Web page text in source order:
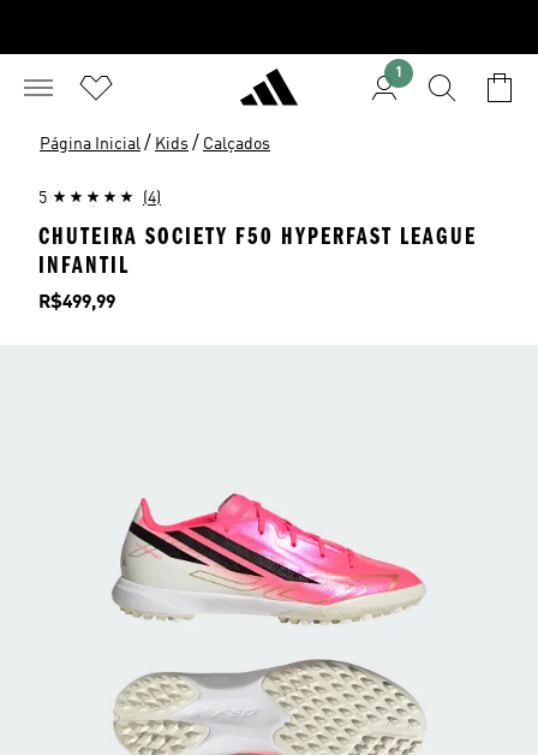
1
Página Inicial / Kids / Calçados
5 (4)
CHUTEIRA SOCIETY F50 HYPERFAST LEAGUE
INFANTIL
Preço
R$499,99